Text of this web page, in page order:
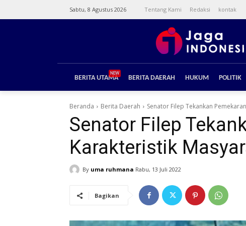
Sabtu, 8 Agustus 2026 Tentang Kami Redaksi kontak
BERITA UTAMA
NEW
BERITA DAERAH HUKUM POLITIK
Beranda Berita Daerah Senator Filep Tekankan
Senator Filep
Karakteristik
By uma ruhmana Rabu, 13 Juli 2022
Bagikan